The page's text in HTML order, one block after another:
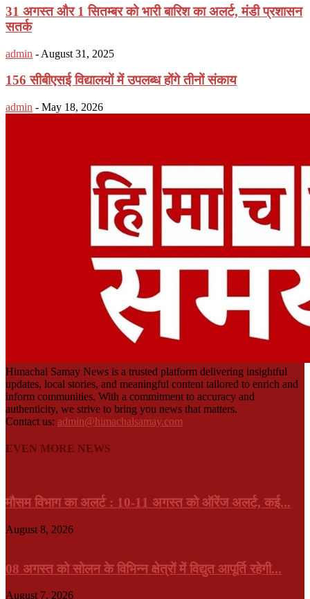
31 अगस्त और 1 सितम्बर को भारी बारिश का अलर्ट, मंडी प्रशासन
सतर्क
admin - August 31, 2025
156 सीबीएसई विद्यालयों में उपलब्ध होंगे तीनों संकाय
admin - May 18, 2026
Himachal Samay News is a trusted platform delivering insightful
updates, local stories, and meaningful content tailored to enrich and
inform communities. With a commitment to accuracy and
authenticity, we strive to bring you news that matters.
Contact us: admin@himachalsamay.com
EVEN MORE NEWS
मौसम विभाग का अलर्ट : 10-11 अगस्त को ऑरेंज अलर्ट, कई...
August 8, 2026
08 अगस्त को सोलन के विभिन्न क्षेत्रों में विद्युत आपूर्ति रहेगी...
August 7, 2026